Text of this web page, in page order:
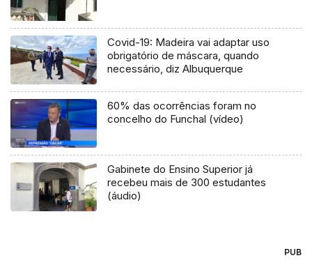
Covid-19: Madeira vai adaptar uso
obrigatório de máscara, quando
necessário, diz Albuquerque
60% das ocorrências foram no
concelho do Funchal (vídeo)
Gabinete do Ensino Superior já
recebeu mais de 300 estudantes
(áudio)
PUB